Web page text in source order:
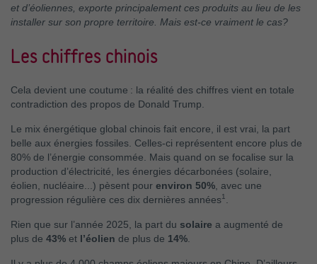
et d’éoliennes, exporte principalement ces produits au lieu de les
installer sur son propre territoire. Mais est-ce vraiment le cas?
Les chiffres chinois
Cela devient une coutume : la réalité des chiffres vient en totale
contradiction des propos de Donald Trump.
Le mix énergétique global chinois fait encore, il est vrai, la part
belle aux énergies fossiles. Celles-ci représentent encore plus de
80% de l’énergie consommée. Mais quand on se focalise sur la
production d’électricité, les énergies décarbonées (solaire,
éolien, nucléaire...) pèsent pour environ 50% , avec une
progression régulière ces dix dernières années1
Rien que sur l’année 2025, la part du solaire a augmenté de
plus de 43% et l’éolien de plus de 14%